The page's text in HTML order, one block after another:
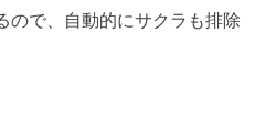
ので、自動的にサクラも排除